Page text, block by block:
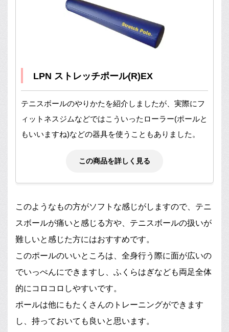
LPN ストレッチポール(R)EX
テニスボールのやりかたを紹介しましたが、実際にフ
ィットネスジムなどではこういったローラー(ポールと
もいいますね)などの器具を使うこともありました。
この商品を詳しく見る
このようなもの方がソフトな感じがしますので、テニ
スボールが痛いと感じる方や、テニスボールの扱いが
難しいと感じた方にはおすすめです。
このポールのいいところは、全身行う際に面が広いの
でいっぺんにできますし、ふくらはぎなども両足全体
的にコロコロしやすいです。
ポールは他にもたくさんのトレーニングができます
し、持っておいても良いと思います。